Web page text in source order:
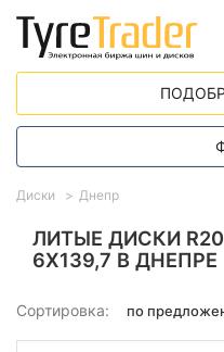
ЛИТЫЕ ДИСКИ R20
6X139,7 В ДНЕПРЕ
Сортировка:
Диски Днепр
Диапазон цен
от